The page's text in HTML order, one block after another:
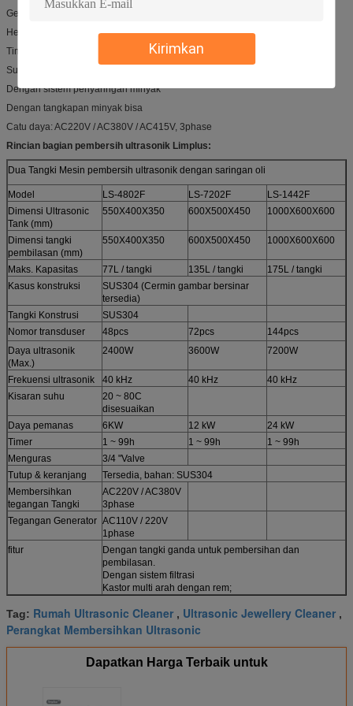
Kirimkan
Generator elektronik: LSG1800
Heater (hot plate) power: 9KW
Timer: 0 ~ 999minutes
Suhu: 20 ~ 95C
Dengan sistem penyaringan minyak
Dengan tangkapan minyak bisa
Catu daya: AC220V / AC380V / AC415V, 3phase
Rincian bagian pembersih ultrasonik Limplus:
Dua Tangki Mesin pembersih ultrasonik dengan saringan oli
Model LS-4802F LS-7202F
LS-1442F
Dimensi Ultrasonic
Tank (mm)
550X400X350 600X500X450 1000X600X600
Dimensi tangki
pembilasan (mm)
550X400X350 600X500X450 1000X600X600
Maks. Kapasitas 77L / tangki 135L / tangki
175L / tangki
Kasus konstruksi
SUS304 (Cermin gambar bersinar
tersedia)
Tangki Konstrusi
SUS304
Nomor transduser
48pcs 72pcs
144pcs
Daya ultrasonik
(Max.)
2400W 3600W 7200W
Frekuensi ultrasonik 40 kHz 40 kHz
40 kHz
Kisaran suhu
20 ~ 80C
disesuaikan
Daya pemanas
6KW 12 kW
24 kW
Timer
1 ~ 99h 1 ~ 99h
1 ~ 99h
Menguras
3/4 "Valve
Tutup & keranjang
Tersedia, bahan: SUS304
Membersihkan
tegangan Tangki
AC220V / AC380V
3phase
Tegangan Generator AC110V / 220V
1phase
fitur
Dengan tangki ganda untuk pembersihan dan
pembilasan.
Dengan sistem filtrasi
Kastor multi arah dengan rem;
Tag: Rumah Ultrasonic Cleaner , Ultrasonic Jewellery Cleaner ,
Perangkat Membersihkan Ultrasonic
Dapatkan Harga Terbaik untuk